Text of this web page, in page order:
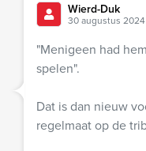
Wierd-Duk
30 augustus 2024
"Menigeen had
spelen".
Dat is dan nieuw
regelmaat op de